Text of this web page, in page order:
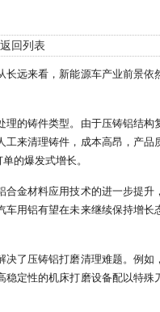
返回列表
远来看，新能源车产业前景依
的铸件类型。由于压铸铝结构
来清理铸件，成本高昂，产品
的爆发式增长。
金材料应用技术的进一步提升
用铝有望在未来继续保持增长
了压铸铝打磨清理难题。例如
定性的机床打磨设备配以特殊